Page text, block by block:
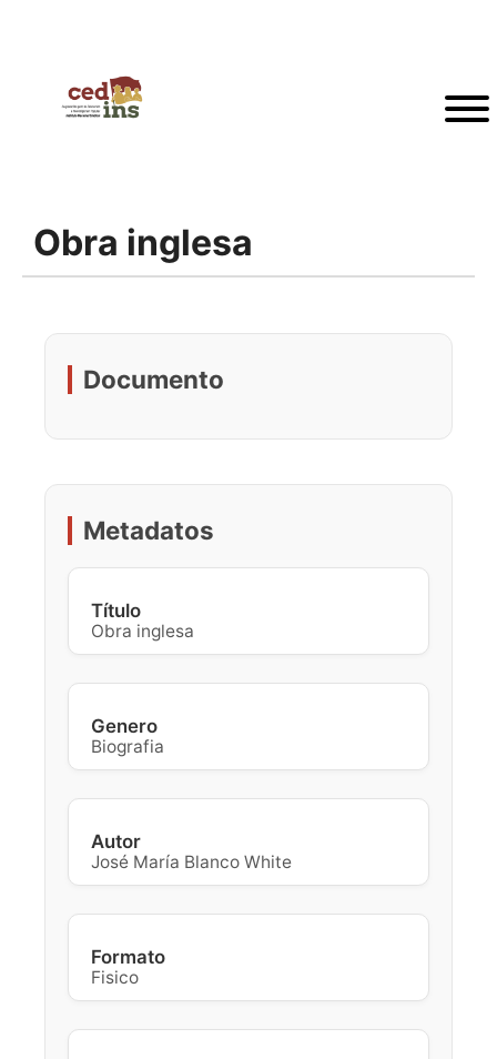
Obra inglesa
Documento
Metadatos
Título
Obra inglesa
Genero
Biografia
Autor
José María Blanco White
Formato
Fisico